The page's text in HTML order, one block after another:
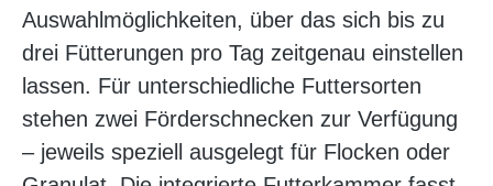
Auswahlmöglichkeiten, über das sich bis zu
drei Fütterungen pro Tag zeitgenau einstellen
lassen. Für unterschiedliche Futtersorten
stehen zwei Förderschnecken zur Verfügung
– jeweils speziell ausgelegt für Flocken oder